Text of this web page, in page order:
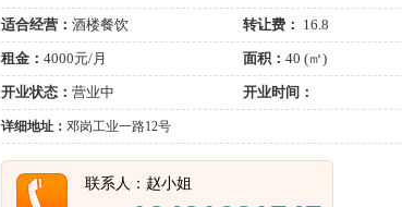
适合经营： 酒楼餐饮 转让费： 16.8
租金： 4000元/月 面积： 40 (㎡)
开业状态： 营业中 开业时间：
详细地址： 邓岗工业一路12号
联系人：赵小姐